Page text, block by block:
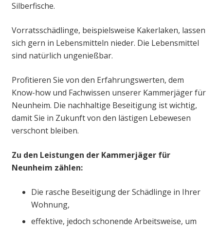
Silberfische.
Vorratsschädlinge, beispielsweise Kakerlaken, lassen
sich gern in Lebensmitteln nieder. Die Lebensmittel
sind natürlich ungenießbar.
Profitieren Sie von den Erfahrungswerten, dem
Know-how und Fachwissen unserer Kammerjäger für
Neunheim. Die nachhaltige Beseitigung ist wichtig,
damit Sie in Zukunft von den lästigen Lebewesen
verschont bleiben.
Zu den Leistungen der Kammerjäger für
Neunheim zählen:
Die rasche Beseitigung der Schädlinge in Ihrer
Wohnung,
effektive, jedoch schonende Arbeitsweise, um